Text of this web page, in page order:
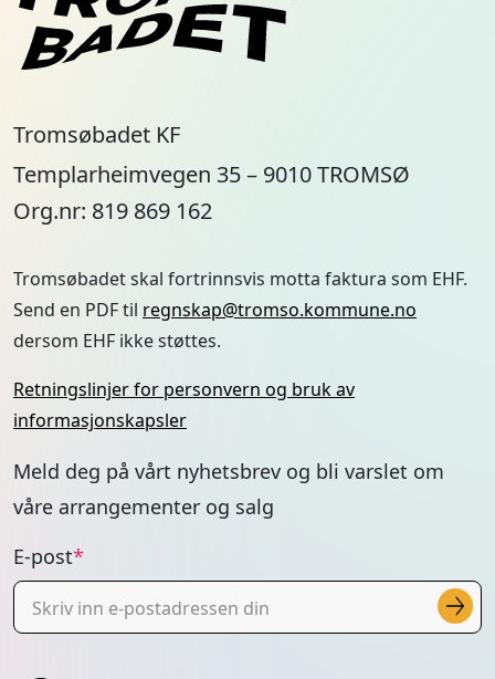
Tromsøbadet KF
Templarheimvegen 35 – 9010 TROMSØ
Org.nr: 819 869 162
Tromsøbadet skal fortrinnsvis motta faktura som EHF.
Send en PDF til regnskap@tromso.kommune.no
dersom EHF ikke støttes.
Retningslinjer for personvern og bruk av
informasjonskapsler
Meld deg på vårt nyhetsbrev og bli varslet om
våre arrangementer og salg
E-post